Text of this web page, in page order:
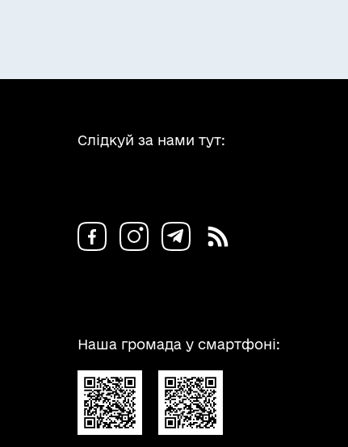
Слідкуй за нами тут:
Наша громада у смартфоні: